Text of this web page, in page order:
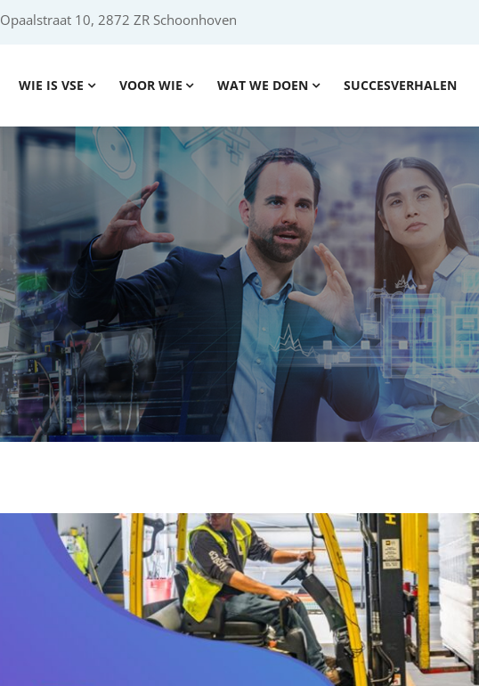
Opaalstraat 10, 2872 ZR Schoonhoven
WIE IS VSE VOOR WIE WAT WE DOEN SUCCESVERHALEN